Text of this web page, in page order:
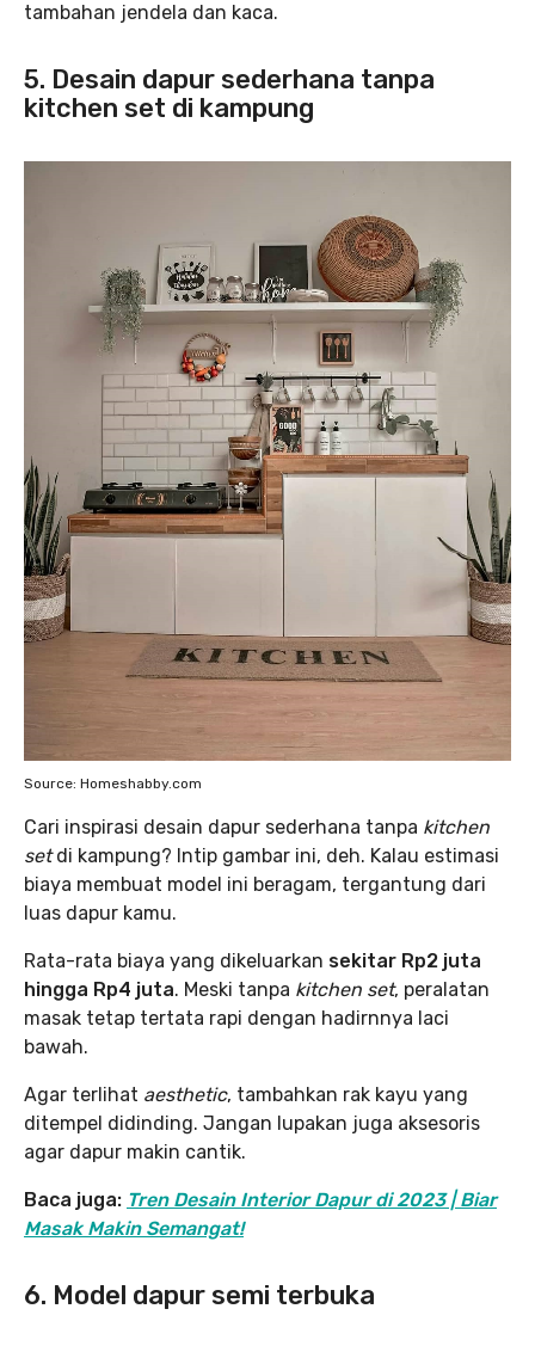
tambahan jendela dan kaca.
5. Desain dapur sederhana tanpa
kitchen set di kampung
Source: Homeshabby.com
Cari inspirasi desain dapur sederhana tanpa kitchen
setdi kampung? Intip gambar ini, deh. Kalau estimasi
biaya membuat model ini beragam, tergantung dari
luas dapur kamu.
Rata-rata biaya yang dikeluarkan sekitar Rp2 juta
hingga Rp4 juta. Meski tanpa kitchen set, peralatan
masak tetap tertata rapi dengan hadirnnya laci
bawah.
Agar terlihat aesthetic, tambahkan rak kayu yang
ditempel didinding. Jangan lupakan juga aksesoris
agar dapur makin cantik.
Baca juga: Tren Desain Interior Dapur di 2023 | Biar
Masak Makin Semangat!
6. Model dapur semi terbuka